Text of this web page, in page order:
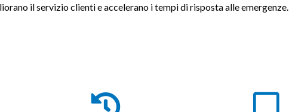
il servizio clienti e accelerano i tempi di risposta alle emergenze.